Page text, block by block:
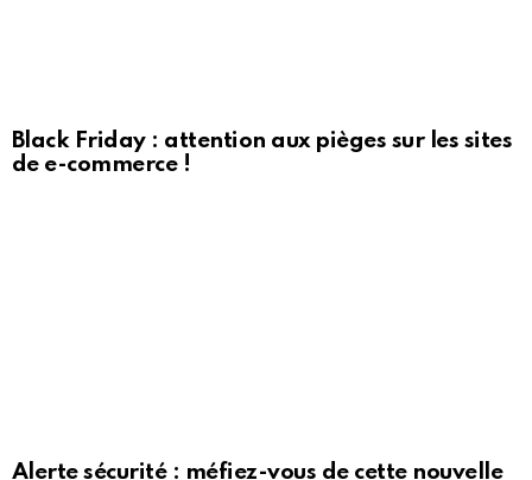
Black Friday : attention aux pièges sur les sites
de e-commerce !
Alerte sécurité : méfiez-vous de cette nouvelle